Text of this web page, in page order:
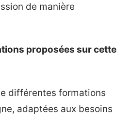
de manière
proposées sur cette
différentes formations
adaptées aux besoins